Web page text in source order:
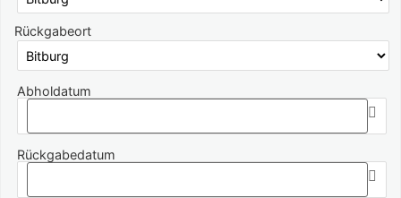
Rückgabeort
Abholdatum
Rückgabedatum